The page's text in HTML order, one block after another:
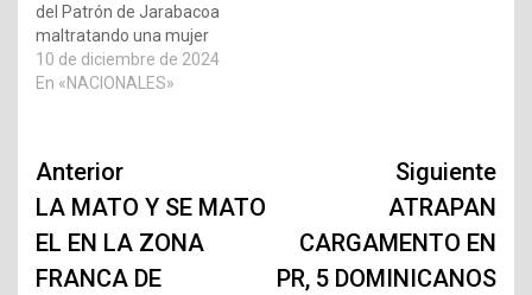
del Patrón de Jarabacoa
maltratando una mujer
10 de diciembre de 2024
En «NACIONALES»
Navegación
de
entradas
Anterior
LA MATO Y SE MATO
EL EN LA ZONA
FRANCA DE
Siguiente
ATRAPAN
CARGAMENTO EN
PR, 5 DOMINICANOS